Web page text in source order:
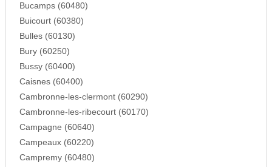
Bucamps (60480)
Buicourt (60380)
Bulles (60130)
Bury (60250)
Bussy (60400)
Caisnes (60400)
Cambronne-les-clermont (60290)
Cambronne-les-ribecourt (60170)
Campagne (60640)
Campeaux (60220)
Campremy (60480)